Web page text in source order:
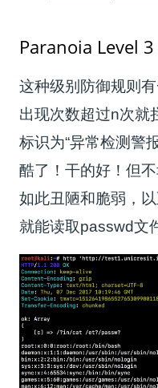
Paranoia Level 3
这种级别防御规则
出现次数超过n次就
标识为“异常检测警
酷了！干的好！但
如此丑陋和脆弱，
就能读取passwd文